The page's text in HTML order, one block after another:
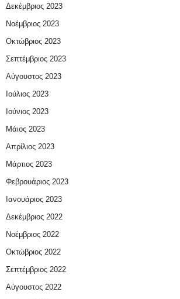
Δεκέμβριος 2023
Νοέμβριος 2023
Οκτώβριος 2023
Σεπτέμβριος 2023
Αύγουστος 2023
Ιούλιος 2023
Ιούνιος 2023
Μάιος 2023
Απρίλιος 2023
Μάρτιος 2023
Φεβρουάριος 2023
Ιανουάριος 2023
Δεκέμβριος 2022
Νοέμβριος 2022
Οκτώβριος 2022
Σεπτέμβριος 2022
Αύγουστος 2022